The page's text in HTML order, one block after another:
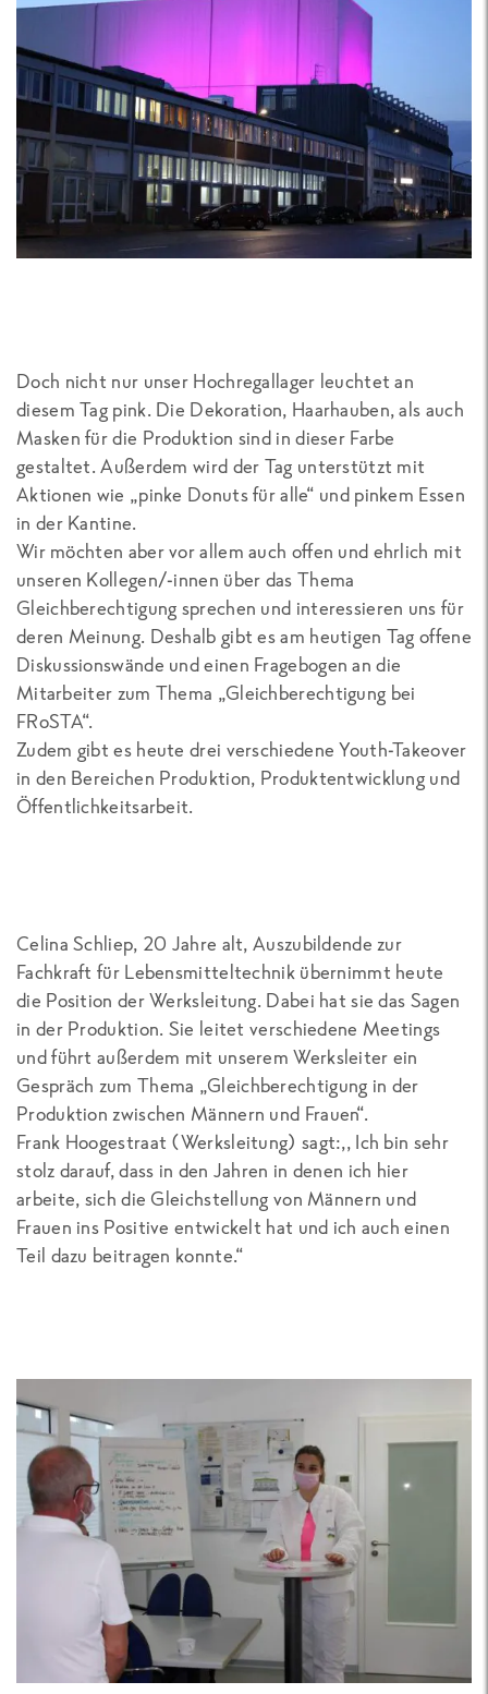
Doch nicht nur unser Hochregallager leuchtet an
diesem Tag pink. Die Dekoration, Haarhauben, als auch
Masken für die Produktion sind in dieser Farbe
gestaltet. Außerdem wird der Tag unterstützt mit
Aktionen wie „pinke Donuts für alle“ und pinkem Essen
in der Kantine.
Wir möchten aber vor allem auch offen und ehrlich mit
unseren Kollegen/-innen über das Thema
Gleichberechtigung sprechen und interessieren uns für
deren Meinung. Deshalb gibt es am heutigen Tag offene
Diskussionswände und einen Fragebogen an die
Mitarbeiter zum Thema „Gleichberechtigung bei
FRoSTA“.
Zudem gibt es heute drei verschiedene Youth-Takeover
in den Bereichen Produktion, Produktentwicklung und
Öffentlichkeitsarbeit.
Celina Schliep, 20 Jahre alt, Auszubildende zur
Fachkraft für Lebensmitteltechnik übernimmt heute
die Position der Werksleitung. Dabei hat sie das Sagen
in der Produktion. Sie leitet verschiedene Meetings
und führt außerdem mit unserem Werksleiter ein
Gespräch zum Thema „Gleichberechtigung in der
Produktion zwischen Männern und Frauen“.
Frank Hoogestraat (Werksleitung) sagt:,, Ich bin sehr
stolz darauf, dass in den Jahren in denen ich hier
arbeite, sich die Gleichstellung von Männern und
Frauen ins Positive entwickelt hat und ich auch einen
Teil dazu beitragen konnte.“